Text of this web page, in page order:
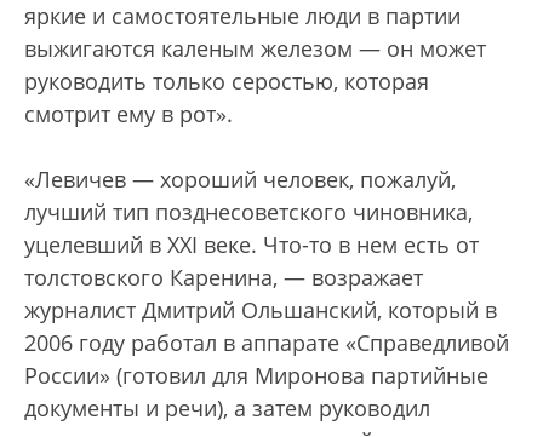
яркие и самостоятельные люди в партии
выжигаются каленым железом — он может
руководить только серостью, которая
смотрит ему в рот».
«Левичев — хороший человек, пожалуй,
лучший тип позднесоветского чиновника,
уцелевший в XXI веке. Что-то в нем есть от
толстовского Каренина, — возражает
журналист Дмитрий Ольшанский, который в
2006 году работал в аппарате «Справедливой
России» (готовил для Миронова партийные
документы и речи), а затем руководил